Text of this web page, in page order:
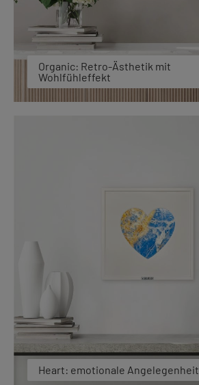
Organic: Retro-Ästhetik mit
Wohlfühleffekt
Heart: emotionale Angelegenheit